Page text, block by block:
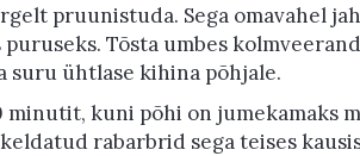
pruunistuda. Sega omavahel
Tõsta umbes
suru ühtlase kihina põhjale.
kuni põhi on jumekamaks
rabarbrid sega teises